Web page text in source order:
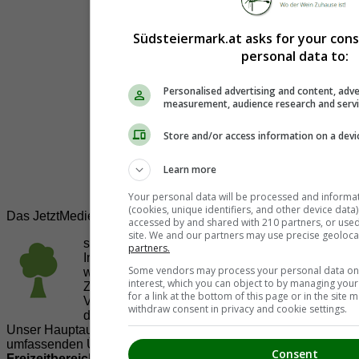
Das JetztMedien.com Medien Netzwerk
suedsteiermark.at ist eine von vielen
Internetadressen der
welche es sich zur Aufgabe gemacht hat, in
Zusammenarbeit mit regionalen Firmen,
Vereinen und Institutionen dieVielfälltigkeit
der Region Südsteiermark zu präsentieren.
Unser Hauptaugenmerk liegt dabei, der Bevölkerung einen
umfassenden Überblick der Möglichkeiten im
Südsteiermark.at asks for your
personal data to:
Personalised advertising and content,
measurement, audience research and
Store and/or access information on a
Learn more
Your personal data will be processed and
(cookies, unique identifiers, and other device
accessed by and shared with 210 partners, or
site. We and our partners may use precise
partners.
Some vendors may process your personal data
interest, which you can object to by managing
for a link at the bottom of this page or in the site
withdraw consent in privacy and cookie settings.
Consent